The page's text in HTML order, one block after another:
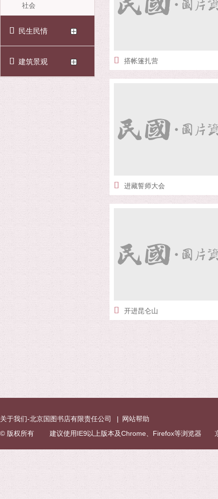
社会
民生民情
建筑景观 搭帐篷扎营
进藏誓师大会
开进昆仑山
关于我们-北京国图书店有限责任公司 | 网站帮助
© 版权所有 建议使用IE9以上版本及Chrome、Firefox等浏览器